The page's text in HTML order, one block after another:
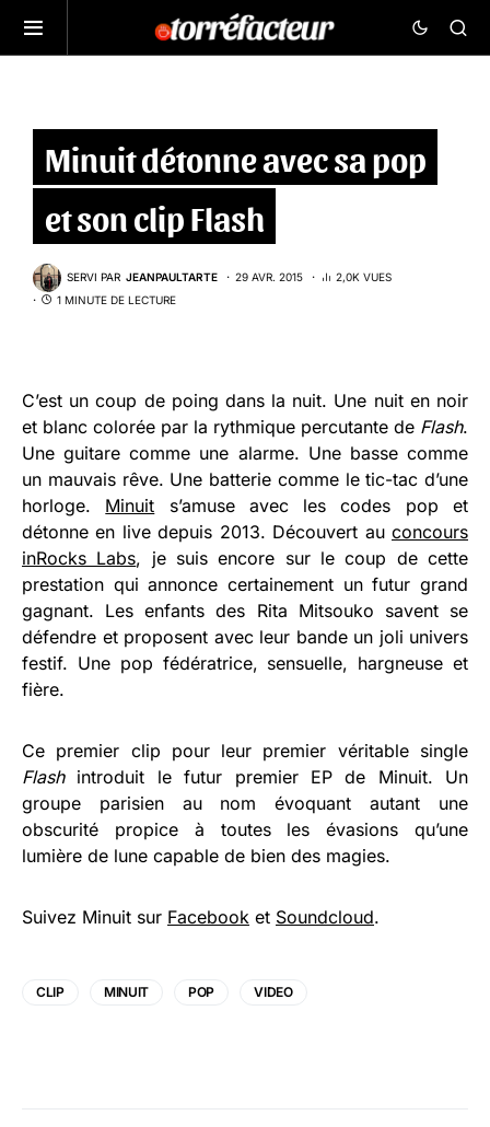
Minuit détonne avec sa pop
et son clip Flash
SERVI PAR JEANPAULTARTE 29 AVR. 2015
2,0K VUES
1 MINUTE DE LECTURE
C’est un coup de poing dans la nuit. Une nuit en noir
et blanc colorée par la rythmique percutante de Flash.
Une guitare comme une alarme. Une basse comme
un mauvais rêve. Une batterie comme le tic-tac d’une
horloge. Minuit s’amuse avec les codes pop et
détonne en live depuis 2013. Découvert au concours
inRocks Labs, je suis encore sur le coup de cette
prestation qui annonce certainement un futur grand
gagnant. Les enfants des Rita Mitsouko savent se
défendre et proposent avec leur bande un joli univers
festif. Une pop fédératrice, sensuelle, hargneuse et
fière.
Ce premier clip pour leur premier véritable single
Flashintroduit le futur premier EP de Minuit. Un
groupe parisien au nom évoquant autant une
obscurité propice à toutes les évasions qu’une
lumière de lune capable de bien des magies.
Suivez Minuit sur Facebook et Soundcloud.
CLIP MINUIT POP VIDEO